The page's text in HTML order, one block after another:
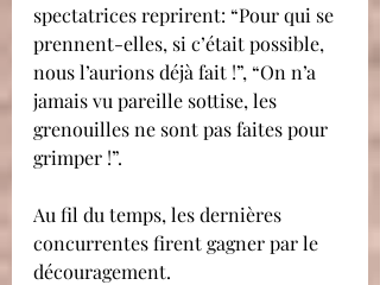
spectatrices reprirent: “Pour qui se
prennent-elles, si c’était possible,
nous l’aurions déjà fait !”, “On n’a
jamais vu pareille sottise, les
grenouilles ne sont pas faites pour
grimper !”.
Au fil du temps, les dernières
concurrentes firent gagner par le
découragement.